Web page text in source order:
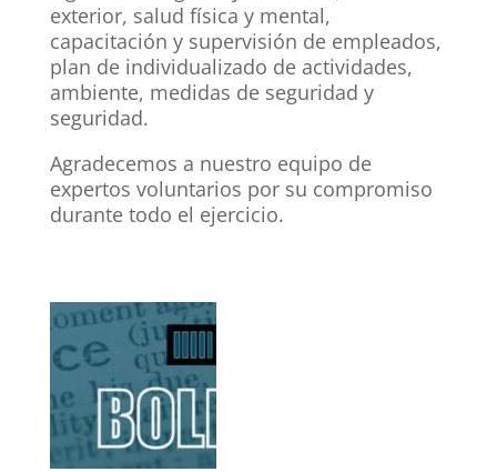
exterior, salud física y mental,
capacitación y supervisión de empleados,
plan de individualizado de actividades,
ambiente, medidas de seguridad y
seguridad.
Agradecemos a nuestro equipo de
expertos voluntarios por su compromiso
durante todo el ejercicio.